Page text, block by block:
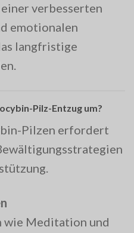
verbesserten
emotionalen
langfristige
Pilz-Entzug um?
Pilzen erfordert
wie Meditation und